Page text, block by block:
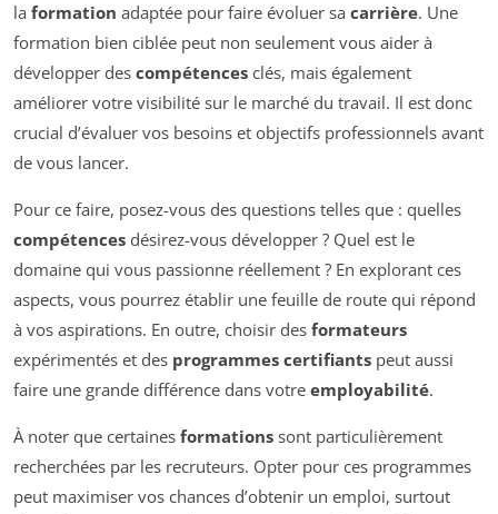
la formation adaptée pour faire évoluer sa carrière. Une
formation bien ciblée peut non seulement vous aider à
développer des compétences clés, mais également
améliorer votre visibilité sur le marché du travail. Il est donc
crucial d’évaluer vos besoins et objectifs professionnels avant
de vous lancer.
Pour ce faire, posez-vous des questions telles que : quelles
compétences désirez-vous développer ? Quel est le
domaine qui vous passionne réellement ? En explorant ces
aspects, vous pourrez établir une feuille de route qui répond
à vos aspirations. En outre, choisir des formateurs
expérimentés et des programmes certifiants peut aussi
faire une grande différence dans votre employabilité.
À noter que certaines formations sont particulièrement
recherchées par les recruteurs. Opter pour ces programmes
peut maximiser vos chances d’obtenir un emploi, surtout